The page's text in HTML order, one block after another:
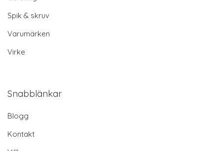
Spik & skruv
Varumärken
Virke
Snabblänkar
Blogg
Kontakt